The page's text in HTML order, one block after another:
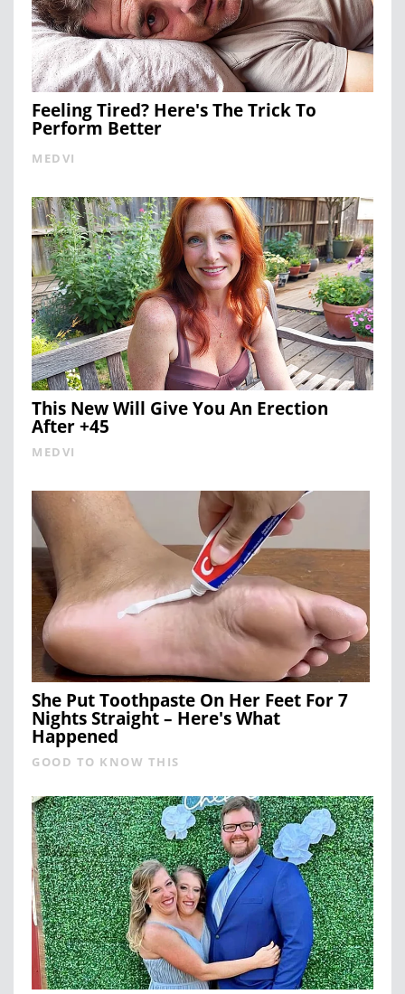
Feeling Tired? Here's The Trick To
Perform Better
MEDVI
This New Will Give You An Erection
After +45
MEDVI
She Put Toothpaste On Her Feet For 7
Nights Straight – Here's What
Happened
GOOD TO KNOW THIS